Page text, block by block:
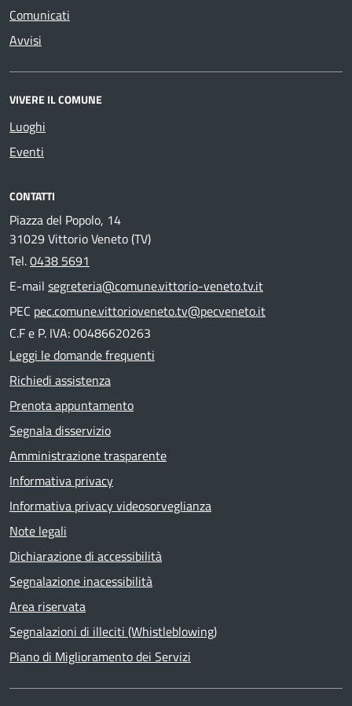
Comunicati
Avvisi
VIVERE IL COMUNE
Luoghi
Eventi
CONTATTI
Piazza del Popolo, 14
31029 Vittorio Veneto (TV)
Tel.0438 5691
E-mail segreteria@comune.vittorio-veneto.tv.it
PEC pec.comune.vittorioveneto.tv@pecveneto.it
C.F e P. IVA: 00486620263
Leggi le domande frequenti
Richiedi assistenza
Prenota appuntamento
Segnala disservizio
Amministrazione trasparente
Informativa privacy
Informativa privacy videosorveglianza
Note legali
Dichiarazione di accessibilità
Segnalazione inacessibilità
Area riservata
Segnalazioni di illeciti (Whistleblowing)
Piano di Miglioramento dei Servizi